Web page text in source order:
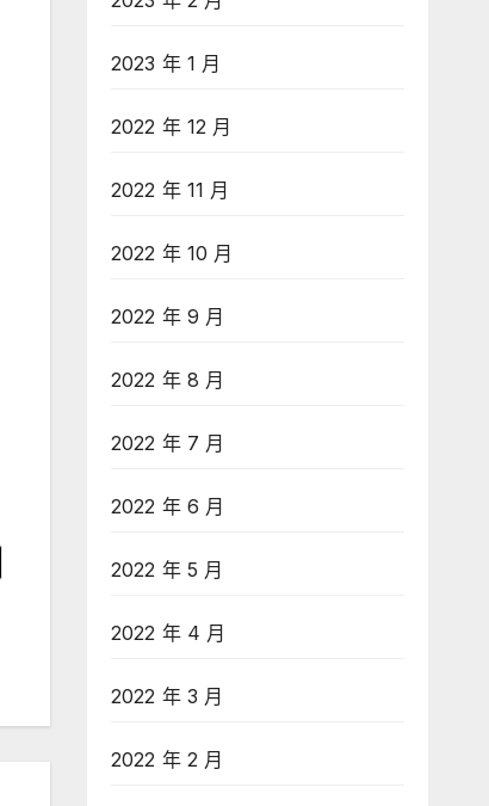
2023 年 1 月
2022 年 12 月
2022 年 11 月
2022 年 10 月
2022 年 9 月
2022 年 8 月
2022 年 7 月
2022 年 6 月
2022 年 5 月
2022 年 4 月
2022 年 3 月
2022 年 2 月